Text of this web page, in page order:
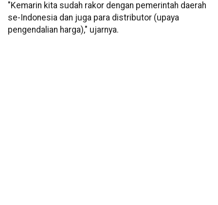
"Kemarin kita sudah rakor dengan pemerintah daerah
se-Indonesia dan juga para distributor (upaya
pengendalian harga)," ujarnya.